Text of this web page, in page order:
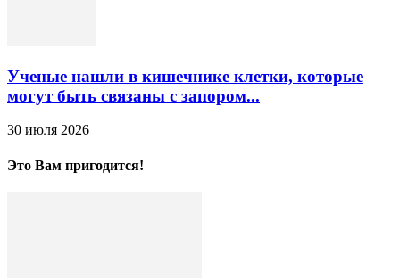
Ученые нашли в кишечнике клетки, которые
могут быть связаны с запором...
30 июля 2026
Это Вам пригодится!